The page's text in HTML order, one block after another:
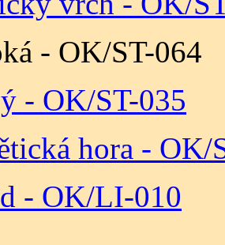
- OK/ST-064
- OK/ST-035
hora - OK/
- OK/LI-010